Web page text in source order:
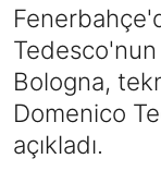
Tedesco'nun
Bologna,
Domenico
açıkladı.